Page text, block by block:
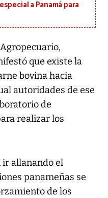
a Panamá para
que existe la
bovina hacia
autoridades de ese
de
realizar los
ir allanando el
panameñas se
de los